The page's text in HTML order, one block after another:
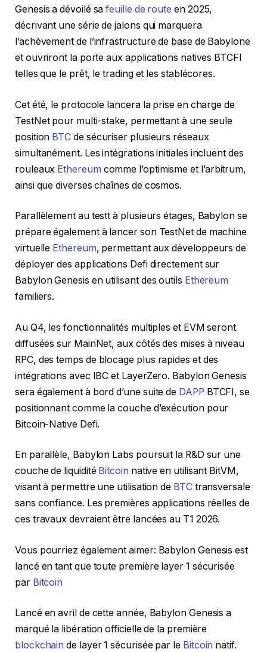
Genesis a dévoilé safeuille de route en 2025,
décrivant une série de jalons qui marquera
l’achèvement de l’infrastructure de base de Babylone
et ouvriront la porte aux applications natives BTCFI
telles que le prêt, le trading et les stablécores.
Cet été, le protocole lancera la prise en charge de
TestNet pour multi-stake, permettant à une seule
position BTC de sécuriser plusieurs réseaux
simultanément. Les intégrations initiales incluent des
rouleaux Ethereum comme l’optimisme et l’arbitrum,
ainsi que diverses chaînes de cosmos.
Parallèlement au testt à plusieurs étages, Babylon se
prépare également à lancer son TestNet de machine
virtuelle Ethereum, permettant aux développeurs de
déployer des applications Defi directement sur
Babylon Genesis en utilisant des outils Ethereum
familiers.
Au Q4, les fonctionnalités multiples et EVM seront
diffusées sur MainNet, aux côtés des mises à niveau
RPC, des temps de blocage plus rapides et des
intégrations avec IBC et LayerZero. Babylon Genesis
sera également à bord d’une suite de DAPP BTCFI, se
positionnant comme la couche d’exécution pour
Bitcoin-Native Defi.
En parallèle, Babylon Labs poursuit la R&D sur une
couche de liquidité Bitcoin native en utilisant BitVM,
visant à permettre une utilisation de BTCtransversale
sans confiance. Les premières applications réelles de
ces travaux devraient être lancées au T1 2026.
Vous pourriez également aimer: Babylon Genesis est
lancé en tant que toute première layer 1 sécurisée
par Bitcoin
Lancé en avril de cette année, Babylon Genesis a
marqué la libération officielle de la première
blockchain de layer 1 sécurisée par le Bitcoin natif.